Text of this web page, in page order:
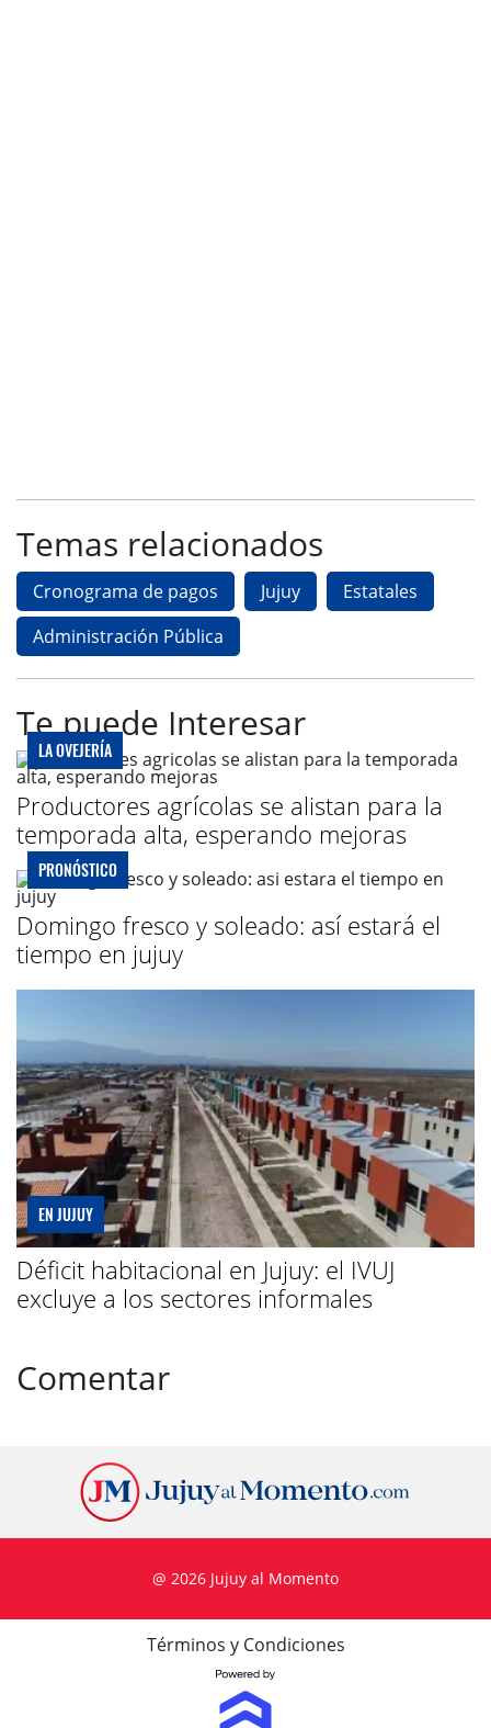
Temas relacionados
Cronograma de pagos Jujuy
Estatales
Administración Pública
Te puede Interesar
LA OVEJERÍA
Productores agrícolas se alistan para la
temporada alta, esperando mejoras
PRONÓSTICO
Domingo fresco y soleado: así estará el
tiempo en jujuy
EN JUJUY
Déficit habitacional en Jujuy: el IVUJ
excluye a los sectores informales
Comentar
@ 2026 Jujuy al Momento
Términos y Condiciones